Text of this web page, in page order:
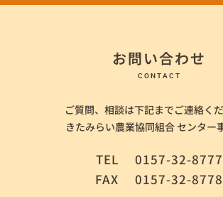
お問い合わせ
CONTACT
ご質問、相談は下記までご連絡くだ
きたみらい農業協同組合 センター
TEL 0157-32-8777
FAX 0157-32-8778